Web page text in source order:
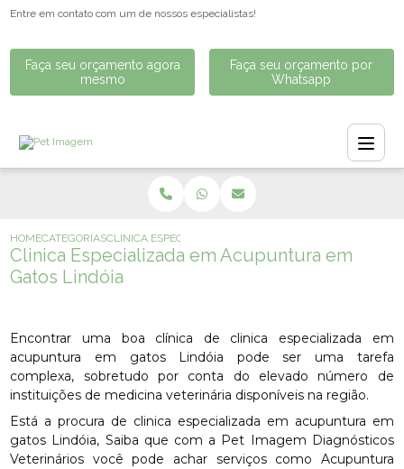
Entre em contato com um de nossos especialistas!
Faça seu orçamento agora
mesmo
Faça seu orçamento por
Whatsapp
HOMECATEGORIASCLINICA ESPECIALIZADA EM ACUPUNTURA EM GATOS
Clinica Especializada em Acupuntura em
Gatos Lindóia
Encontrar uma boa clínica de clinica especializada em
acupuntura em gatos Lindóia pode ser uma tarefa
complexa, sobretudo por conta do elevado número de
instituições de medicina veterinária disponíveis na região.
Está a procura de clinica especializada em acupuntura em
gatos Lindóia, Saiba que com a Pet Imagem Diagnósticos
Veterinários você pode achar serviços como Acupuntura